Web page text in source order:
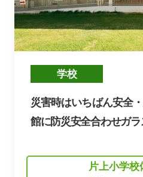
災害時はいちばん安全
館に防災安全合わせガラ
片上小学校